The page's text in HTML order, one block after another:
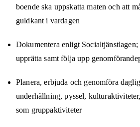
boende ska uppskatta maten och att
guldkant i vardagen
Dokumentera enligt
upprätta samt följa upp
Planera, erbjuda och genomföra
underhållning, pyssel,
som gruppaktiviteter